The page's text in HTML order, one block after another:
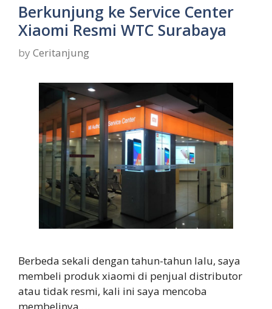
Berkunjung ke Service Center
Xiaomi Resmi WTC Surabaya
by Ceritanjung
Berbeda sekali dengan tahun-tahun lalu, saya
membeli produk xiaomi di penjual distributor
atau tidak resmi, kali ini saya mencoba